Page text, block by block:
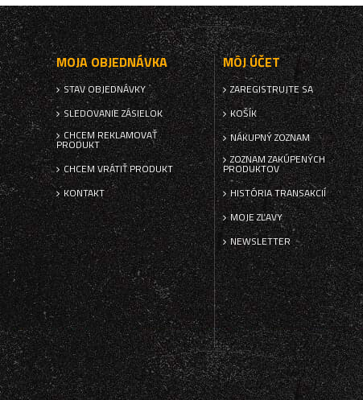
MOJA OBJEDNÁVKA
STAV OBJEDNÁVKY
SLEDOVANIE ZÁSIELOK
CHCEM REKLAMOVAŤ
PRODUKT
CHCEM VRÁTIŤ PRODUKT
KONTAKT
MÔJ ÚČET
ZAREGISTRUJTE SA
KOŠÍK
NÁKUPNÝ ZOZNAM
ZOZNAM ZAKÚPENÝCH
PRODUKTOV
HISTÓRIA TRANSAKCIÍ
MOJE ZĽAVY
NEWSLETTER